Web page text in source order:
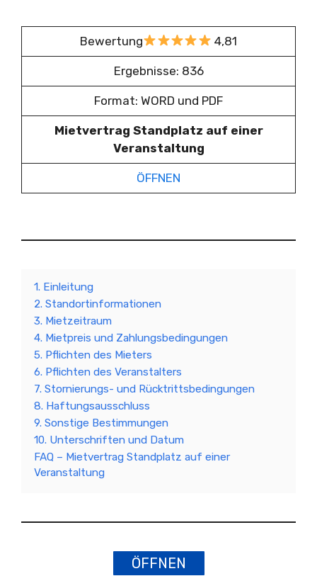
Bewertung 4,81
Ergebnisse: 836
Format: WORD und PDF
Mietvertrag Standplatz auf einer
Veranstaltung
ÖFFNEN
1. Einleitung
2. Standortinformationen
3. Mietzeitraum
4. Mietpreis und Zahlungsbedingungen
5. Pflichten des Mieters
6. Pflichten des Veranstalters
7. Stornierungs- und Rücktrittsbedingungen
8. Haftungsausschluss
9. Sonstige Bestimmungen
10. Unterschriften und Datum
FAQ – Mietvertrag Standplatz auf einer
Veranstaltung
ÖFFNEN